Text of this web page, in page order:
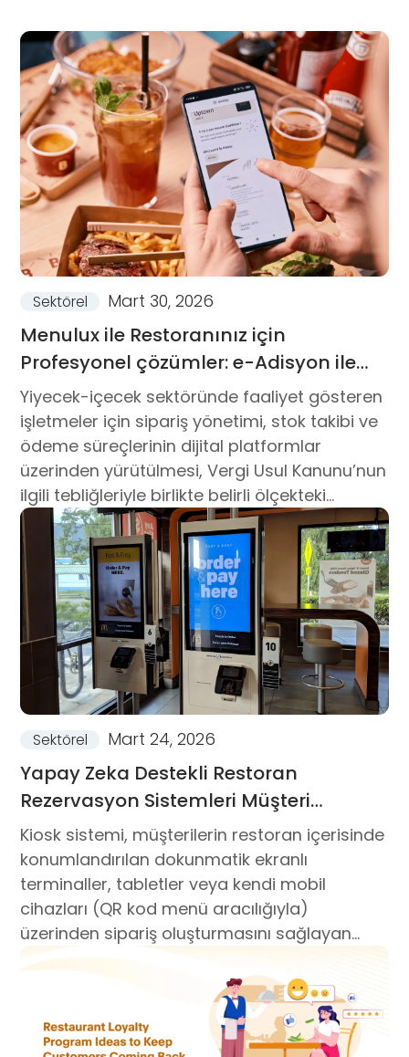
Sektörel Mart 30, 2026
Menulux ile Restoranınız için
Profesyonel çözümler: e-Adisyon ile
Dijital Arşiv Dönemi
Yiyecek-içecek sektöründe faaliyet gösteren
işletmeler için sipariş yönetimi, stok takibi ve
ödeme süreçlerinin dijital platformlar
üzerinden yürütülmesi, Vergi Usul Kanunu’nun
ilgili tebliğleriyle birlikte belirli ölçekteki
işletmeler için yasal bir...
Sektörel Mart 24, 2026
Yapay Zeka Destekli Restoran
Rezervasyon Sistemleri Müşteri
Gelmemelerini Nasıl Azaltır?
Kiosk sistemi, müşterilerin restoran içerisinde
konumlandırılan dokunmatik ekranlı
terminaller, tabletler veya kendi mobil
cihazları (QR kod menü aracılığıyla)
üzerinden sipariş oluşturmasını sağlayan
dijital platformlardır. Self servis kiosk